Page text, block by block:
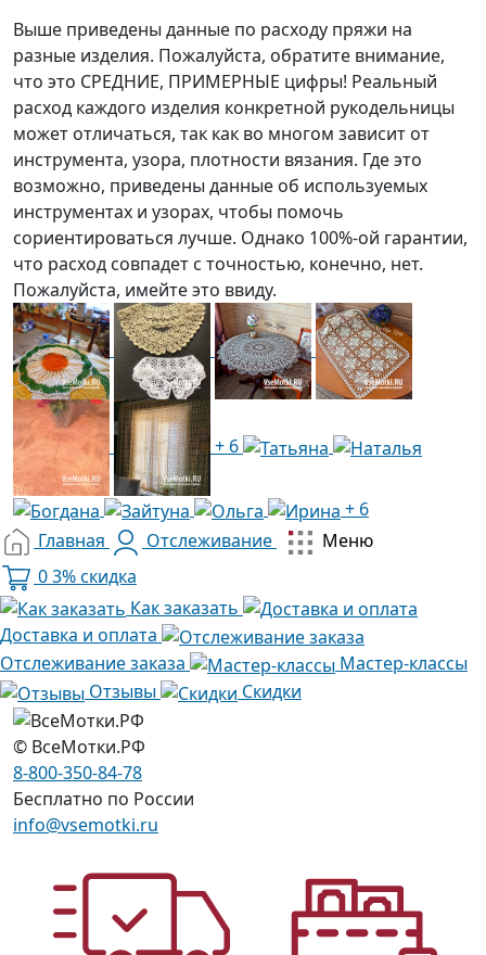
Выше приведены данные по расходу пряжи на
разные изделия. Пожалуйста, обратите внимание,
что это СРЕДНИЕ, ПРИМЕРНЫЕ цифры! Реальный
расход каждого изделия конкретной рукодельницы
может отличаться, так как во многом зависит от
инструмента, узора, плотности вязания. Где это
возможно, приведены данные об используемых
инструментах и узорах, чтобы помочь
сориентироваться лучше. Однако 100%-ой гарантии,
что расход совпадет с точностью, конечно, нет.
Пожалуйста, имейте это ввиду.
+ 6
+ 6
Главная
Отслеживание
Меню
03% скидка
Как заказать
Доставка и оплата
Отслеживание заказа
Мастер-классы
Отзывы
Скидки
© ВсеМотки.РФ
8-800-350-84-78
Бесплатно по России
info@vsemotki.ru